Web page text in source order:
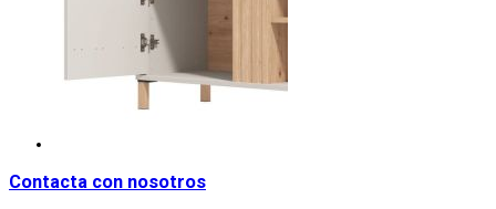
Contacta con nosotros